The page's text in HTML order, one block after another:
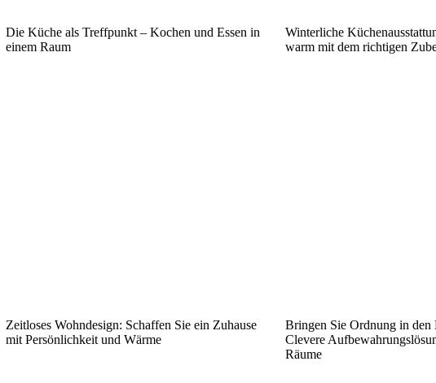
Die Küche als Treffpunkt – Kochen und Essen in
einem Raum
Winterliche
warm mit dem richtigen
Zeitloses Wohndesign: Schaffen Sie ein Zuhause
mit Persönlichkeit und Wärme
Bringen Sie Ordnung in den
Clevere
Räume